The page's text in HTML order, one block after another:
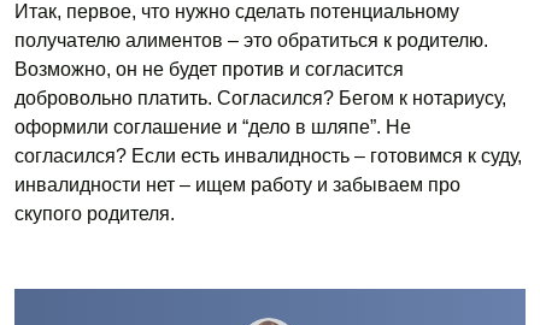
Итак, первое, что нужно сделать потенциальному
получателю алиментов – это обратиться к родителю.
Возможно, он не будет против и согласится
добровольно платить. Согласился? Бегом к нотариусу,
оформили соглашение и “дело в шляпе”. Не
согласился? Если есть инвалидность – готовимся к суду,
инвалидности нет – ищем работу и забываем про
скупого родителя.